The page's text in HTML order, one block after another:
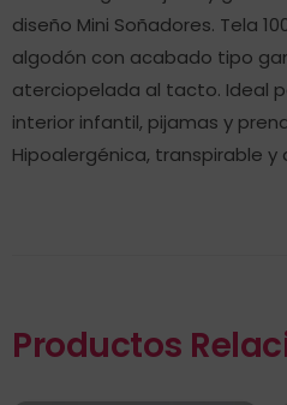
diseño Mini Soñadores. Tela
algodón con acabado tipo
aterciopelada al tacto. Ideal
interior infantil, pijamas y
Hipoalergénica, transpirable y
Productos